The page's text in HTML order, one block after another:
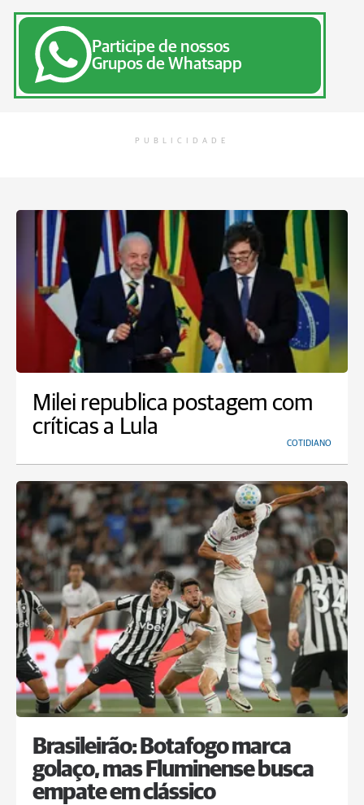
Participe de nossos
Grupos de Whatsapp
PUBLICIDADE
Milei republica postagem com
críticas a Lula
COTIDIANO
Brasileirão: Botafogo marca
golaço, mas Fluminense busca
empate em clássico